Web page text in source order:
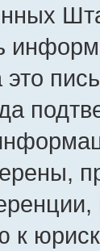
это